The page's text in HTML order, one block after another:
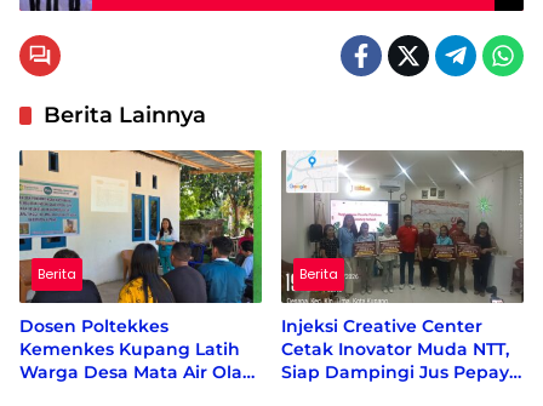
Berita Lainnya
Berita
Dosen Poltekkes
Kemenkes Kupang Latih
Warga Desa Mata Air Olah
Berita
Injeksi Creative Center
Cetak Inovator Muda NTT,
Siap Dampingi Jus Pepaya
Berita